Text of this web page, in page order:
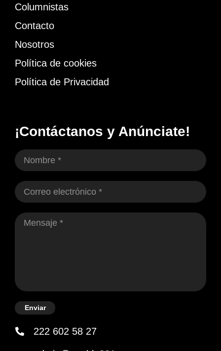
Columnistas
Contacto
Nosotros
Política de cookies
Política de Privacidad
¡Contáctanos y Anúnciate!
Enviar
222 602 58 27